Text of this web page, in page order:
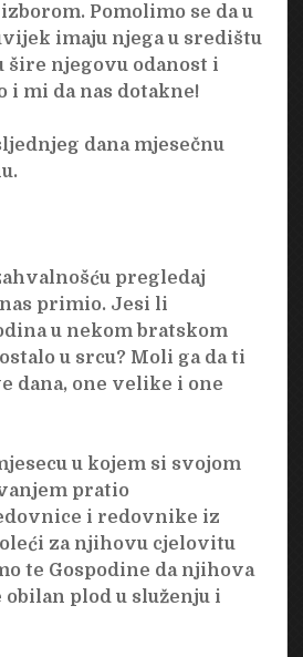
Pomolimo se da u
imaju njega u središtu
šire njegovu odanost i
i mi da nas dotakne!
dana mjesečnu
pregledaj
primio. Jesi li
u nekom bratskom
u srcu? Moli ga da ti
dana, one velike i one
u kojem si svojom
pratio
i redovnike iz
za njihovu cjelovitu
te Gospodine da njihova
plod u služenju i